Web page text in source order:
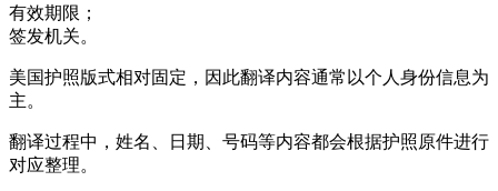
有效期限；
签发机关。
美国护照版式相对固定，因此翻译内容通常以个人身份信息为
主。
翻译过程中，姓名、日期、号码等内容都会根据护照原件进行
对应整理。